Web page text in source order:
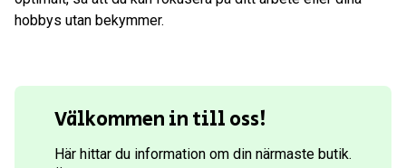
hobbys utan bekymmer.
Välkommen in till oss!
Här hittar du information om din närmaste butik.